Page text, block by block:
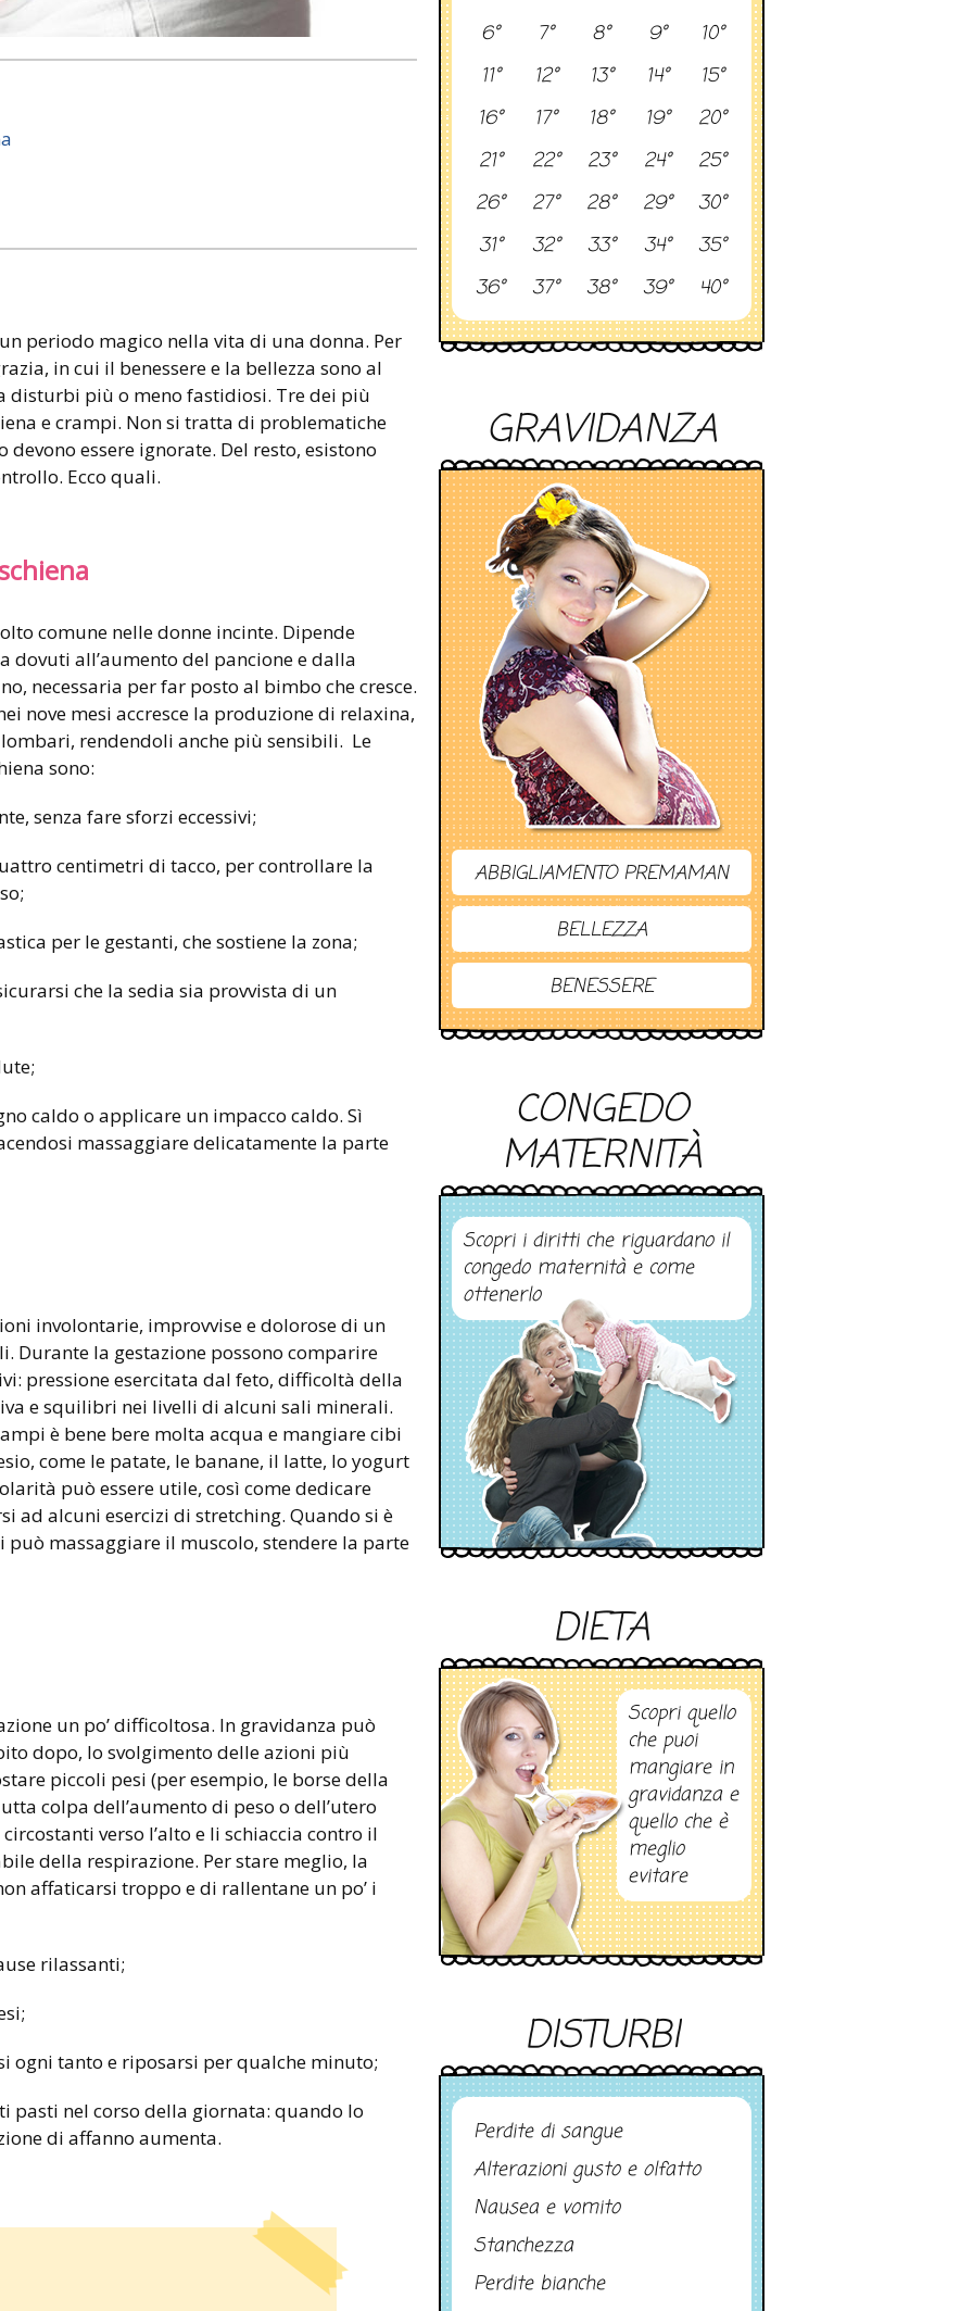
periodo magico nella vita di una donna. Per
in cui il benessere e la bellezza sono al
disturbi più o meno fastidiosi. Tre dei più
e crampi. Non si tratta di problematiche
essere ignorate. Del resto, esistono
Ecco quali.
comune nelle donne incinte. Dipende
all’aumento del pancione e dalla
necessaria per far posto al bimbo che cresce.
nove mesi accresce la produzione di relaxina,
rendendoli anche più sensibili. Le
sono:
senza fare sforzi eccessivi;
centimetri di tacco, per controllare la
per le gestanti, che sostiene la zona;
che la sedia sia provvista di un
caldo o applicare un impacco caldo. Sì
massaggiare delicatamente la parte
involontarie, improvvise e dolorose di un
Durante la gestazione possono comparire
pressione esercitata dal feto, difficoltà della
e squilibri nei livelli di alcuni sali minerali.
è bene bere molta acqua e mangiare cibi
come le patate, le banane, il latte, lo yogurt
può essere utile, così come dedicare
ad alcuni esercizi di stretching. Quando si è
massaggiare il muscolo, stendere la parte
un po’ difficoltosa. In gravidanza può
dopo, lo svolgimento delle azioni più
piccoli pesi (per esempio, le borse della
colpa dell’aumento di peso o dell’utero
verso l’alto e li schiaccia contro il
della respirazione. Per stare meglio, la
affaticarsi troppo e di rallentane un po’ i
rilassanti;
ogni tanto e riposarsi per qualche minuto;
pasti nel corso della giornata: quando lo
di affanno aumenta.
6°
7° 8° 9°
10°
11°
12° 13° 14°
15°
16°
17° 18° 19°
20°
21°
22° 23° 24°
25°
26°
27° 28° 29°
30°
31°
32° 33° 34°
35°
36°
37° 38° 39° 40°
GRAVIDANZA
ABBIGLIAMENTO PREMAMAN
BELLEZZA
BENESSERE
CONGEDO
MATERNITÀ
Scopri i diritti che riguardano il
congedo maternità e come
ottenerlo
DIETA
Scopri quello
che puoi
mangiare in
gravidanza e
quello che è
meglio
evitare
DISTURBI
Perdite di sangue
Alterazioni gusto e olfatto
Nausea e vomito
Stanchezza
Perdite bianche